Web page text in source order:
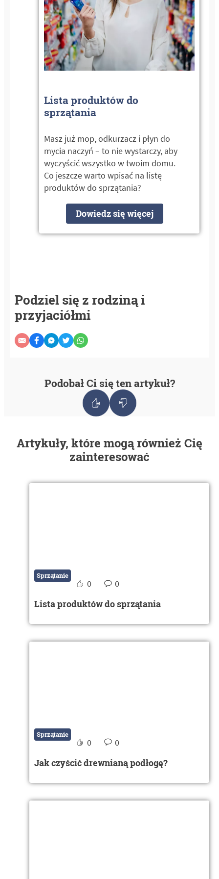
Lista produktów do
sprzątania
Masz już mop, odkurzacz i płyn do
mycia naczyń – to nie wystarczy, aby
wyczyścić wszystko w twoim domu.
Co jeszcze warto wpisać na listę
produktów do sprzątania?
Dowiedz się więcej
Podziel się z rodziną i
przyjaciółmi
Podobał Ci się ten artykuł?
Artykuły, które mogą również Cię
zainteresować
Sprzątanie
0 0
Lista produktów do sprzątania
Sprzątanie
0 0
Jak czyścić drewnianą podłogę?